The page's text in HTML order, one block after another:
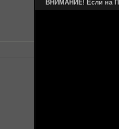
ВНИМАНИЕ! Если на